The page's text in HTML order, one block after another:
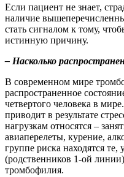
Если пациент не знает,
наличие
стать сигналом к тому,
истинную причину.
– Насколько
В современном мире
распространенное
четвертого человека в
приводит в результате
нагрузкам относятся –
авиаперелеты, курение,
группе риска находятся
(родственников 1-ой
тромбофилия.